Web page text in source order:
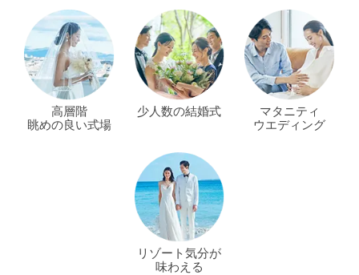
高層階
眺めの良い式場
少人数の結婚式
マタニティ
ウエディング
リゾート気分が
味わえる